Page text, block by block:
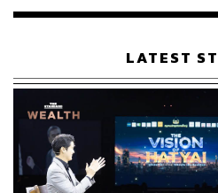
เรือนไทยที่ถูกซุกไว้
LATEST